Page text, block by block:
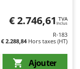
€ 2.746,61 TVA
Inclus
R-183
€ 2.288,84Hors taxes (HT)
Ajouter